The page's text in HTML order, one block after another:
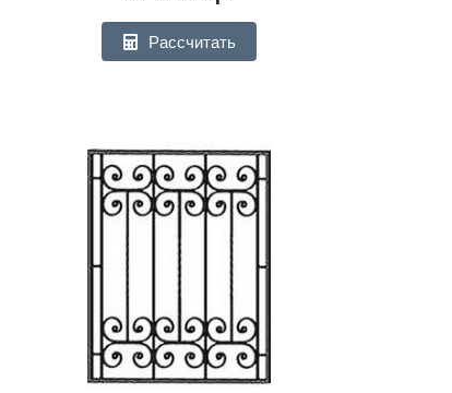
Рассчитать